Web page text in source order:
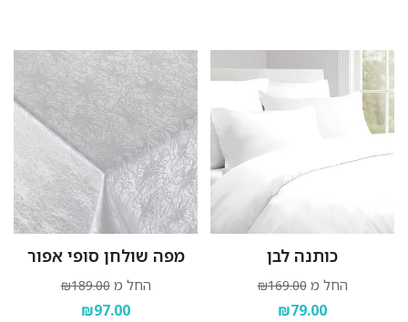
כותנה לבן
החל מ ₪169.00
₪79.00
מפה שולחן סופי אפור
החל מ ₪189.00
₪97.00